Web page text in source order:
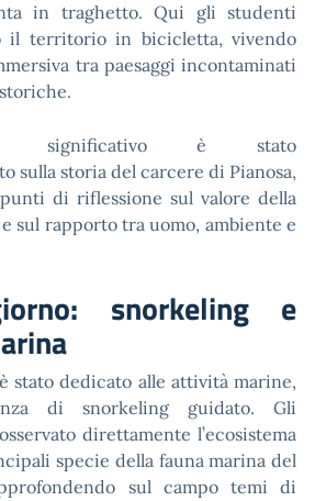
in traghetto. Qui gli studenti
il territorio in bicicletta, vivendo
tra paesaggi incontaminati
significativo è stato
sulla storia del carcere di Pianosa,
di riflessione sul valore della
sul rapporto tra uomo, ambiente e
snorkeling e
stato dedicato alle attività marine,
di snorkeling guidato. Gli
direttamente l’ecosistema
specie della fauna marina del
sul campo temi di